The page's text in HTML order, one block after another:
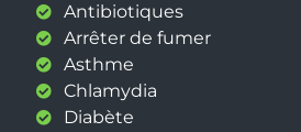
Antibiotiques
Arrêter de fumer
Asthme
Chlamydia
Diabète